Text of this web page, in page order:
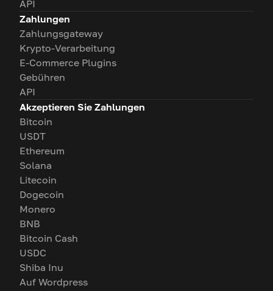
API
Zahlungen
Zahlungsgateway
Krypto-Verarbeitung
E-Commerce Plugins
Gebühren
API
Akzeptieren Sie Zahlungen
Bitcoin
USDT
Ethereum
Solana
Litecoin
Dogecoin
Monero
BNB
Bitcoin Cash
USDC
Shiba Inu
Auf Wordpress